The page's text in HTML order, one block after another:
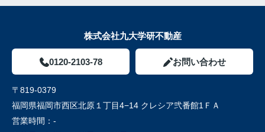
株式会社九大学研不動産
0120-2103-78 お問い合わせ
〒819-0379
福岡県福岡市西区北原１丁目4−14 クレシア弐番館1ＦＡ
営業時間： -